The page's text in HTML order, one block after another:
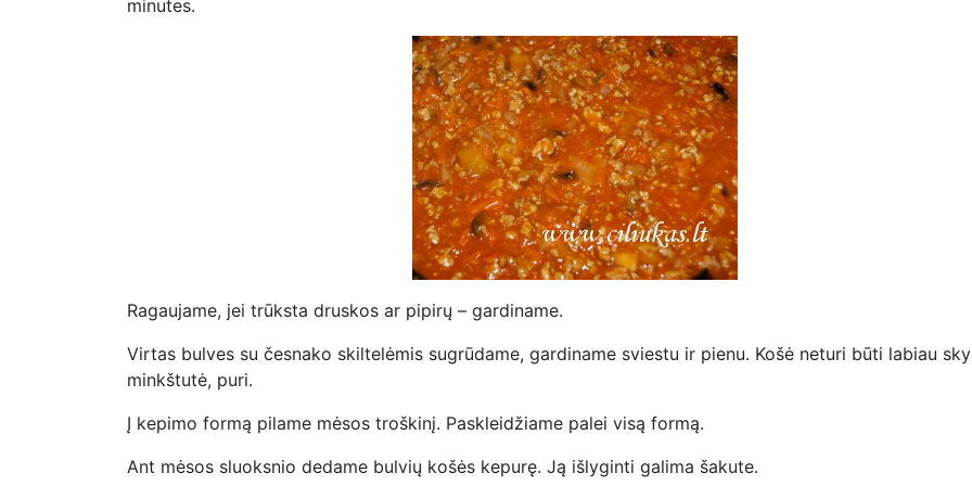
minutes.
Ragaujame, jei trūksta druskos ar pipirų – gardiname.
Virtas bulves su česnako skiltelėmis sugrūdame, gardiname sviestu ir pienu. Košė neturi būti labiau
minkštutė, puri.
Į kepimo formą pilame mėsos troškinį. Paskleidžiame palei visą formą.
Ant mėsos sluoksnio dedame bulvių košės kepurę. Ją išlyginti galima šakute.